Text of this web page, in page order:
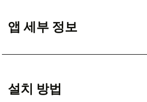
앱 세부 정보
설치 방법